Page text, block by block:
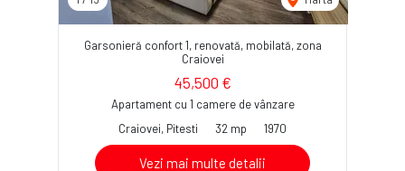
Garsonieră confort 1, renovată, mobilată, zona
Craiovei
45,500 €
Apartament cu 1 camere de vânzare
Craiovei, Pitesti
32 mp 1970
Vezi mai multe detalii